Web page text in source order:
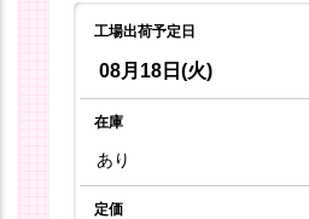
工場出荷予定日
08月18日(火)
在庫
あり
定価